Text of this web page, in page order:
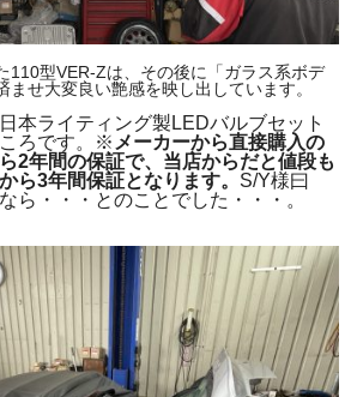
110型VER-Zは、その後に「ガラス系ボデ
ませ大変良い艶感を映し出しています。
本ライティング製LEDバルブセット
ろです。※ メーカーから直接購入の
2年間の保証で、当店からだと値段も
ら3年間保証となります。 S/Y様曰
ら・・・とのことでした・・・。